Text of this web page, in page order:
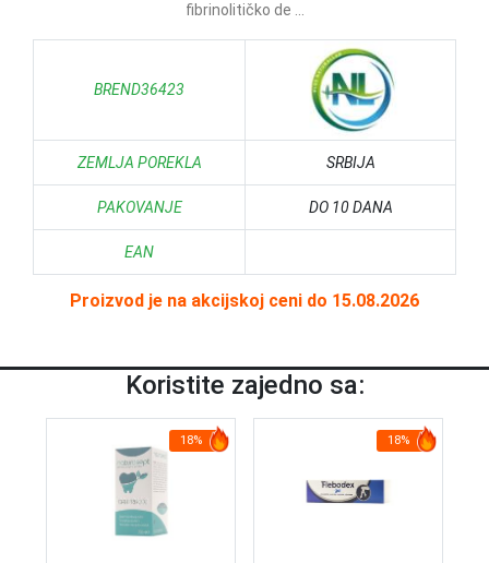
fibrinolitičko de ...
BREND36423
ZEMLJA POREKLA SRBIJA
PAKOVANJE DO 10 DANA
EAN
Proizvod je na akcijskoj ceni do 15.08.2026
Koristite zajedno sa:
18% 18%